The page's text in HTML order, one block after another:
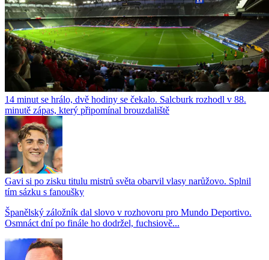
14 minut se hrálo, dvě hodiny se čekalo. Salcburk rozhodl v 88.
minutě zápas, který připomínal brouzdaliště
Gavi si po zisku titulu mistrů světa obarvil vlasy narůžovo. Splnil
tím sázku s fanoušky
Španělský záložník dal slovo v rozhovoru pro Mundo Deportivo.
Osmnáct dní po finále ho dodržel, fuchsiově...